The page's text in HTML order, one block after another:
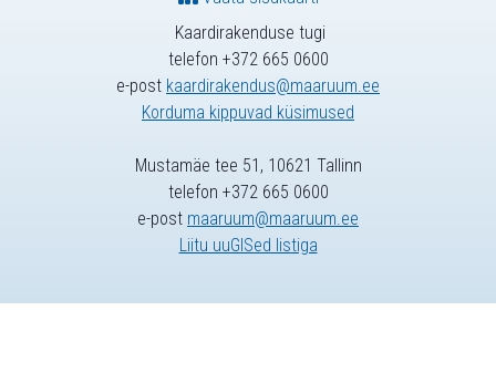
Kaardirakenduse tugi
telefon +372 665 0600
e-post kaardirakendus@maaruum.ee
Korduma kippuvad küsimused
Mustamäe tee 51, 10621 Tallinn
telefon +372 665 0600
e-post maaruum@maaruum.ee
Liitu uuGISed listiga